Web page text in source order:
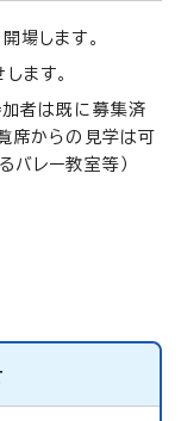
場します。
ます。
者は既に募集済
席からの見学は可
バレー教室等）